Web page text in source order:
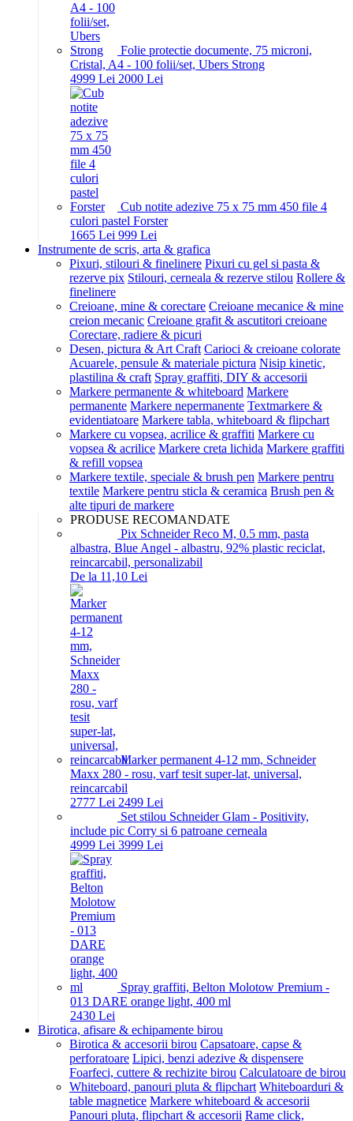
Folie protectie documente, 75 microni,
Cristal, A4 - 100 folii/set, Ubers Strong
4999 Lei 2000 Lei
Cub notite adezive 75 x 75 mm 450 file 4
culori pastel Forster
1665 Lei 999 Lei
Instrumente de scris, arta & grafica
Pixuri, stilouri & finelinere Pixuri cu gel si pasta &
rezerve pix Stilouri, cerneala & rezerve stilou Rollere &
finelinere
Creioane, mine & corectare Creioane mecanice & mine
creion mecanic Creioane grafit & ascutitori creioane
Corectare, radiere & picuri
Desen, pictura & Art Craft Carioci & creioane colorate
Acuarele, pensule & materiale pictura Nisip kinetic,
plastilina & craft Spray graffiti, DIY & accesorii
Markere permanente & whiteboard Markere
permanente Markere nepermanente Textmarkere &
evidentiatoare Markere tabla, whiteboard & flipchart
Markere cu vopsea, acrilice & graffiti Markere cu
vopsea & acrilice Markere creta lichida Markere graffiti
& refill vopsea
Markere textile, speciale & brush pen Markere pentru
textile Markere pentru sticla & ceramica Brush pen &
alte tipuri de markere
PRODUSE RECOMANDATE
Pix Schneider Reco M, 0.5 mm, pasta
albastra, Blue Angel - albastru, 92% plastic reciclat,
reincarcabil, personalizabil
De la 11,10 Lei
Marker permanent 4-12 mm, Schneider
Maxx 280 - rosu, varf tesit super-lat, universal,
reincarcabil
2777 Lei 2499 Lei
Set stilou Schneider Glam - Positivity,
include pic Corry si 6 patroane cerneala
4999 Lei 3999 Lei
Spray graffiti, Belton Molotow Premium -
013 DARE orange light, 400 ml
2430 Lei
Birotica, afisare & echipamente birou
Birotica & accesorii birou Capsatoare, capse &
perforatoare Lipici, benzi adezive & dispensere
Foarfeci, cuttere & rechizite birou Calculatoare de birou
Whiteboard, panouri pluta & flipchart Whiteboarduri &
table magnetice Markere whiteboard & accesorii
Panouri pluta, flipchart & accesorii Rame click,